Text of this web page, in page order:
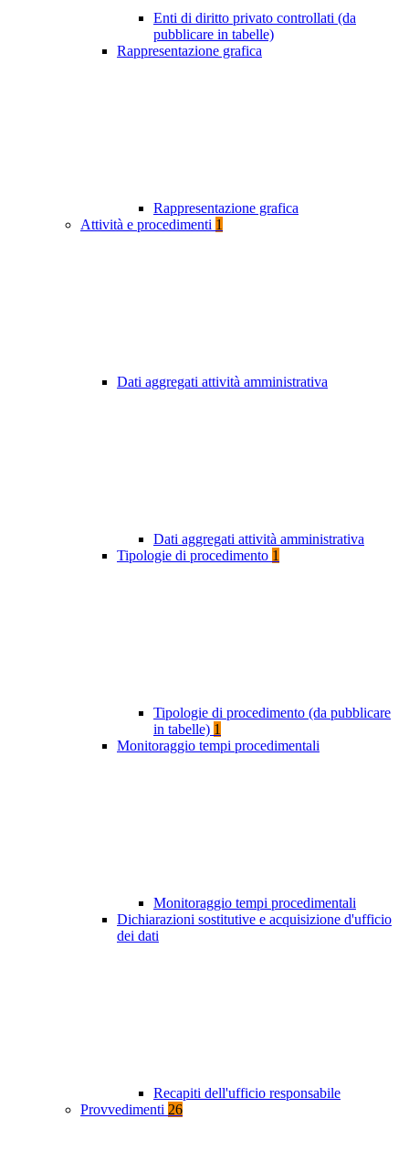
Enti di diritto privato controllati (da
pubblicare in tabelle)
Rappresentazione grafica
Rappresentazione grafica
Attività e procedimenti 1
Dati aggregati attività amministrativa
Dati aggregati attività amministrativa
Tipologie di procedimento 1
Tipologie di procedimento (da pubblicare
in tabelle) 1
Monitoraggio tempi procedimentali
Monitoraggio tempi procedimentali
Dichiarazioni sostitutive e acquisizione d'ufficio
dei dati
Recapiti dell'ufficio responsabile
Provvedimenti 26